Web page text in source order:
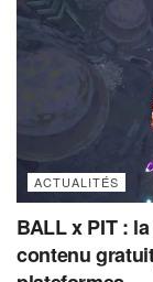
ACTUALITÉS
BALL x PIT :
contenu